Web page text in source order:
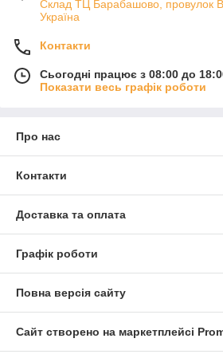
Склад ТЦ Барабашово, провулок
Україна
Контакти
Сьогодні працює з 08:00 до
Показати весь графік роботи
Про нас
Контакти
Доставка та оплата
Графік роботи
Повна версія сайту
Сайт створено на маркетплейсі